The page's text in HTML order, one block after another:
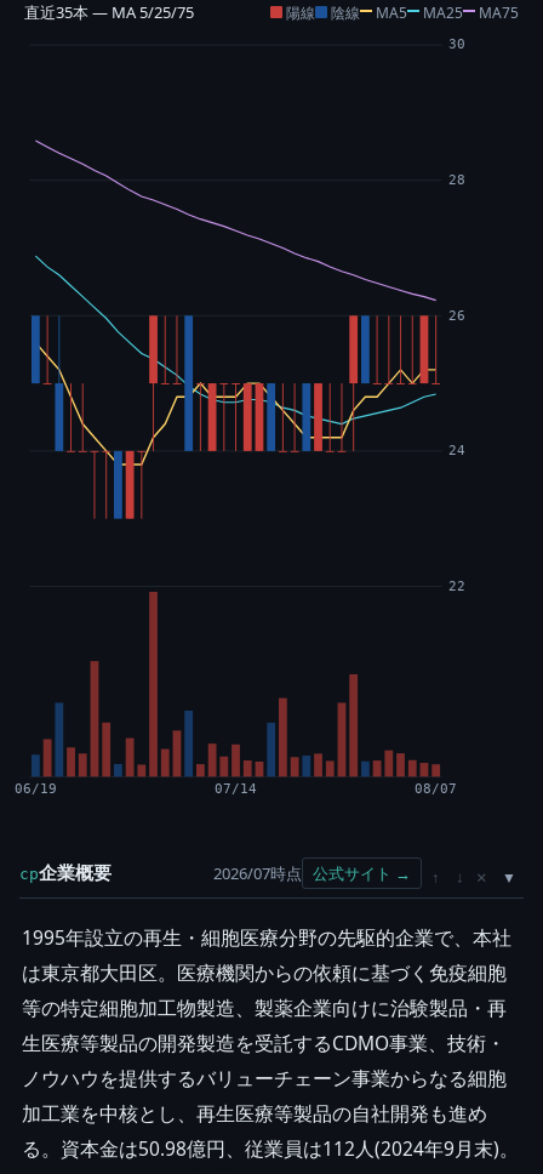
直近35本 — MA 5/25/75 陽線 陰線 MA5 MA25 MA75
22
24
26
28
30
06/19 07/14 08/07
cp企業概要 2026/07時点 公式サイト → ↑ ↓ ×
1995年設立の再生・細胞医療分野の先駆的企業で、本社
は東京都大田区。医療機関からの依頼に基づく免疫細胞
等の特定細胞加工物製造、製薬企業向けに治験製品・再
生医療等製品の開発製造を受託するCDMO事業、技術・
ノウハウを提供するバリューチェーン事業からなる細胞
加工業を中核とし、再生医療等製品の自社開発も進め
る。資本金は50.98億円、従業員は112人(2024年9月末)。